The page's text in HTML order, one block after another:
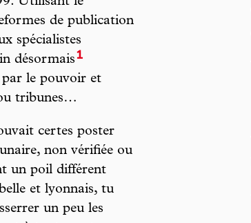
de publication
spécialistes
désormais1
par le pouvoir et
tribunes…
certes poster
non vérifiée ou
un poil différent
et lyonnais, tu
un peu les